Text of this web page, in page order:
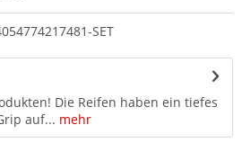
SET
Die Reifen haben ein tiefes
auf... mehr